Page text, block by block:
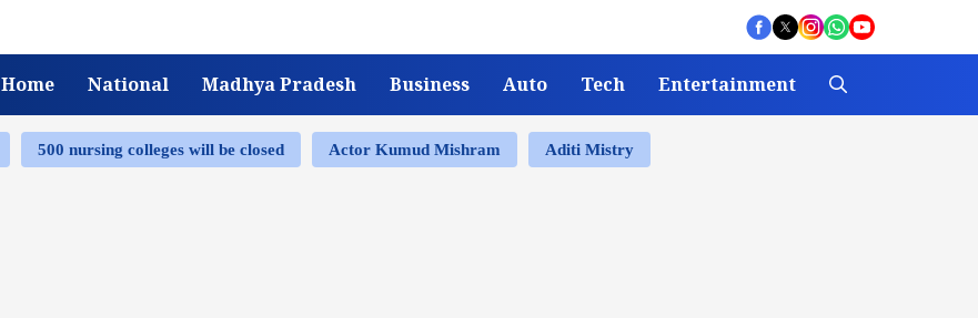
Home National Madhya Pradesh Business Auto Tech Entertainment
500 nursing colleges will be closed Actor Kumud Mishram Aditi Mistry